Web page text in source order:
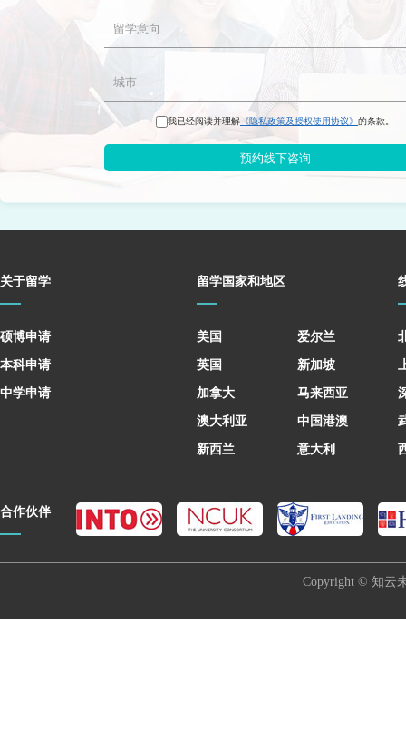
我已经阅读并理解 《隐私政策及授权使用协议》 的条款。
预约线下咨询
关于留学
硕博申请
本科申请
中学申请
留学国家和地区
美国
英国
加拿大
澳大利亚
新西兰
爱尔兰
新加坡
马来西亚
中国港澳
意大利
合作伙伴
Copyright © 知云